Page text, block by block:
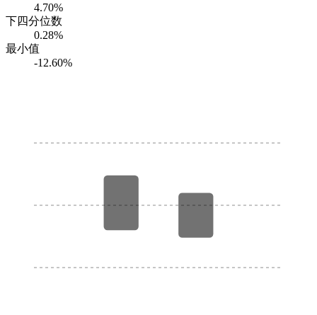
4.70%
下四分位数
0.28%
最小值
-12.60%